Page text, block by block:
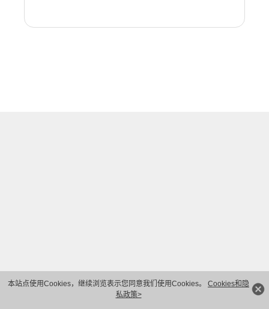
本站点使用Cookies，继续浏览表示您同意我们使用Cookies。 Cookies和隐
私政策>